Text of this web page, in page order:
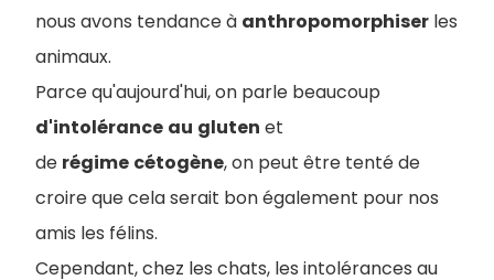
nous avons tendance à anthropomorphiser les
animaux.
Parce qu'aujourd'hui, on parle beaucoup
d'intolérance au gluten et
de régime cétogène, on peut être tenté de
croire que cela serait bon également pour nos
amis les félins.
Cependant, chez les chats, les intolérances au